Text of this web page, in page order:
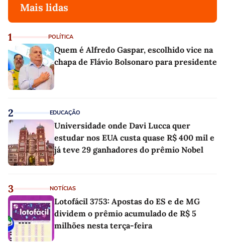
Mais lidas
1 POLÍTICA
Quem é Alfredo Gaspar, escolhido vice na
chapa de Flávio Bolsonaro para presidente
2 EDUCAÇÃO
Universidade onde Davi Lucca quer
estudar nos EUA custa quase R$ 400 mil e
já teve 29 ganhadores do prêmio Nobel
3 NOTÍCIAS
Lotofácil 3753: Apostas do ES e de MG
dividem o prêmio acumulado de R$ 5
milhões nesta terça-feira